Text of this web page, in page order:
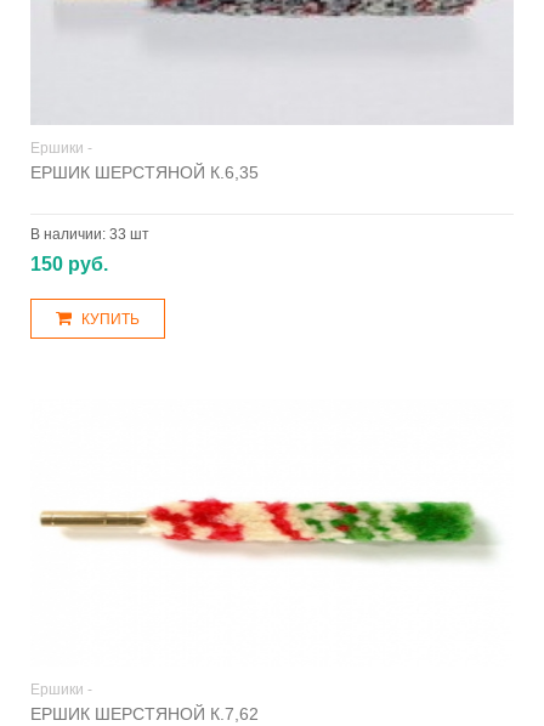
Ершики -
ЕРШИК ШЕРСТЯНОЙ К.6,35
В наличии: 33 шт
150 руб.
КУПИТЬ
Ершики -
ЕРШИК ШЕРСТЯНОЙ К.7,62